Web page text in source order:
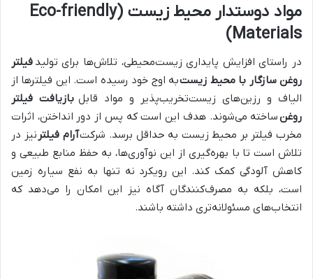
مواد دوستدار محیط زیست (Eco-friendly
Materials)
در راستای افزایش پایداری زیست‌محیطی، تلاش‌ها برای تولید فیلتر
روغن سازگار با محیط زیستبه اوج خود رسیده است. این فیلترها از
الیاف و رزین‌های زیست‌تخریب‌پذیر و مواد قابل بازیافت فیلتر
روغنساخته می‌شوند. هدف این است که پس از دور انداختن، اثرات
مخرب فیلتر بر محیط زیست به حداقل برسد. شرکتآرام فیلتر نیز در
تلاش است تا با بهره‌گیری از این نوآوری‌ها، به حفظ منابع طبیعی و
کاهش آلودگی کمک کند. این رویکرد نه تنها به نفع سیاره زمین
است، بلکه به مصرف‌کنندگان آگاه نیز این امکان را می‌دهد که
انتخاب‌های مسئولانه‌تری داشته باشند.